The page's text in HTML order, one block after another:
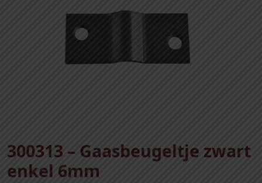
300313 – Gaasbeugeltje zwart
enkel 6mm